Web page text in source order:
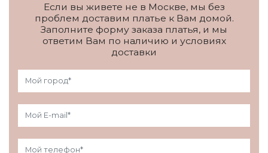
Если вы живете не в Москве, мы без
проблем доставим платье к Вам домой.
Заполните форму заказа платья, и мы
ответим Вам по наличию и условиях
доставки